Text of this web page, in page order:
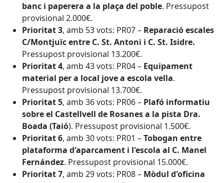
banc i paperera a la plaça del poble. Pressupost
provisional 2.000€.
Prioritat 3, amb 53 vots: PR07 – Reparació escales
C/Montjuïc entre C. St. Antoni i C. St. Isidre.
Pressupost provisional 13.200€.
Prioritat 4, amb 43 vots: PR04 – Equipament
material per a local jove a escola vella.
Pressupost provisional 13.700€.
Prioritat 5, amb 36 vots: PR06 – Plafó informatiu
sobre el Castellvell de Rosanes a la pista Dra.
Boada (Taió). Pressupost provisional 1.500€.
Prioritat 6, amb 30 vots: PR01 –Tobogan entre
plataforma d'aparcament i l'escola al C. Manel
Fernández. Pressupost provisional 15.000€.
Prioritat 7, amb 29 vots: PR08 – Mòdul d'oficina